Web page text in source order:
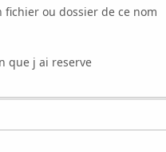
ou dossier de ce nom
que j ai reserve